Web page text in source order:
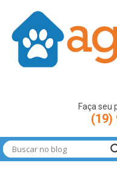
'https://
Faça seu
(19)